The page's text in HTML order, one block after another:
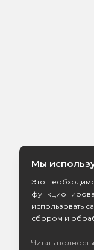
Мы
Это
использовать
сбором и
Читать